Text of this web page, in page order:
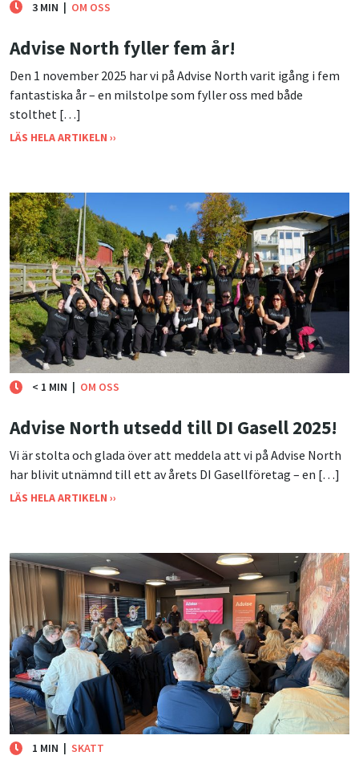
3 MIN | OM OSS
Advise North fyller fem år!
Den 1 november 2025 har vi på Advise North varit igång i fem
fantastiska år – en milstolpe som fyller oss med både
stolthet […]
LÄS HELA ARTIKELN ››
< 1 MIN OM OSS
Advise North utsedd till DI Gasell 2025!
Vi är stolta och glada över att meddela att vi på Advise North
har blivit utnämnd till ett av årets DI Gasellföretag – en […]
LÄS HELA ARTIKELN ››
1 MIN SKATT